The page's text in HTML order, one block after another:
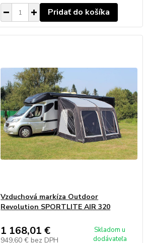
Pridať do košíka
Vzduchová markíza Outdoor
Revolution SPORTLITE AIR 320
1 168,01 €
949,60 € bez DPH
Skladom u
dodávateľa